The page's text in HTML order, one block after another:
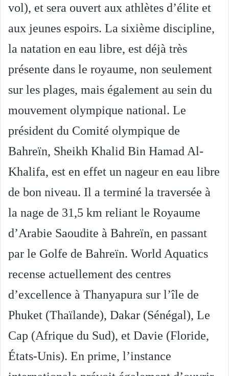
vol), et sera ouvert aux athlètes d’élite et
aux jeunes espoirs. La sixième discipline,
la natation en eau libre, est déjà très
présente dans le royaume, non seulement
sur les plages, mais également au sein du
mouvement olympique national. Le
président du Comité olympique de
Bahreïn, Sheikh Khalid Bin Hamad Al-
Khalifa, est en effet un nageur en eau libre
de bon niveau. Il a terminé la traversée à
la nage de 31,5 km reliant le Royaume
d’Arabie Saoudite à Bahreïn, en passant
par le Golfe de Bahreïn. World Aquatics
recense actuellement des centres
d’excellence à Thanyapura sur l’île de
Phuket (Thaïlande), Dakar (Sénégal), Le
Cap (Afrique du Sud), et Davie (Floride,
États-Unis). En prime, l’instance